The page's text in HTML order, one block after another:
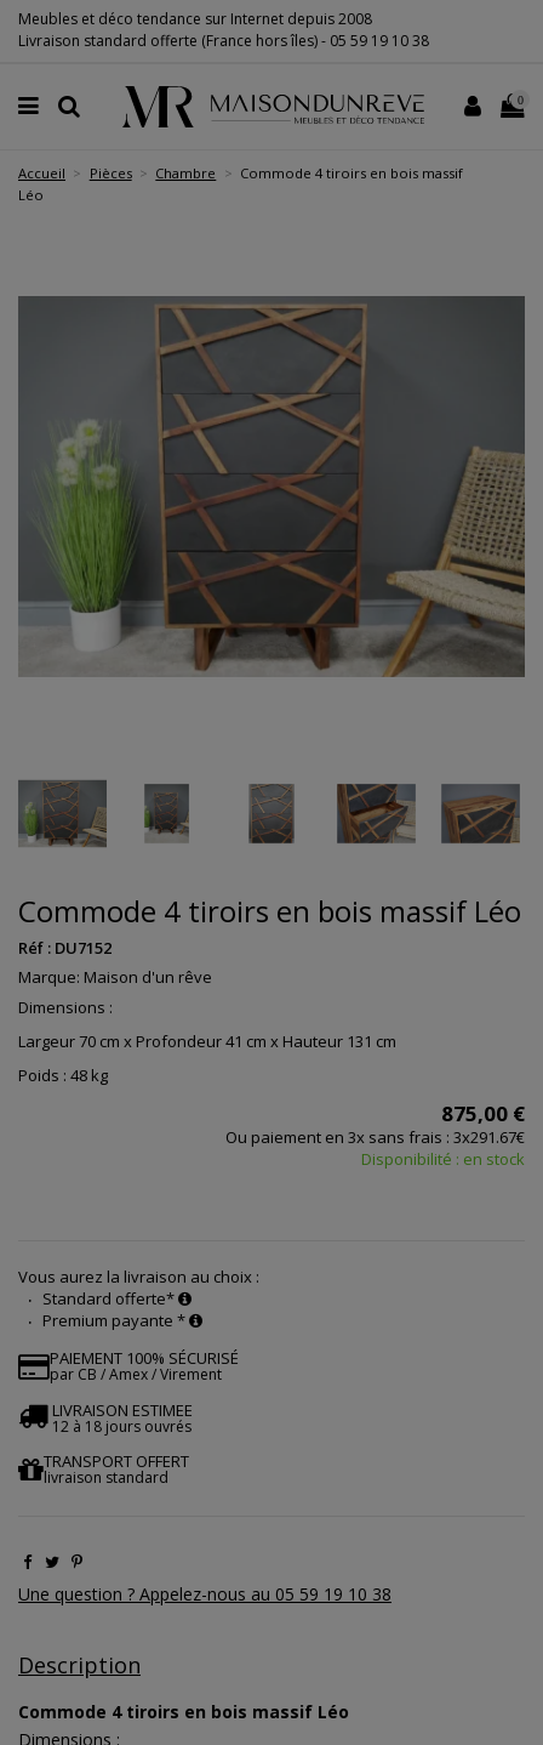
Meubles et déco tendance sur Internet depuis 2008
Livraison standard offerte (France hors îles) - 05 59 19 10 38
0
Accueil Pièces Chambre
Commode 4 tiroirs en bois massif
Léo
Commode 4 tiroirs en bois massif Léo
Réf : DU7152
Marque: Maison d'un rêve
Dimensions :
Largeur 70 cm x Profondeur 41 cm x Hauteur 131 cm
Poids : 48 kg
875,00 €
Ou paiement en 3x sans frais : 3x291.67€
Disponibilité : en stock
Vous aurez la livraison au choix :
Standard offerte*
Premium payante *
PAIEMENT 100% SÉCURISÉ
par CB / Amex / Virement
LIVRAISON ESTIMEE
12 à 18 jours ouvrés
TRANSPORT OFFERT
livraison standard
Une question ? Appelez-nous au 05 59 19 10 38
Description
Commode 4 tiroirs en bois massif Léo
Dimensions :